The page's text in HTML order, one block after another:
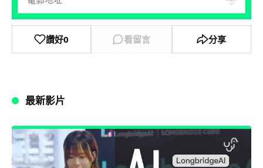
讚好0 看留言 分享
最新影片